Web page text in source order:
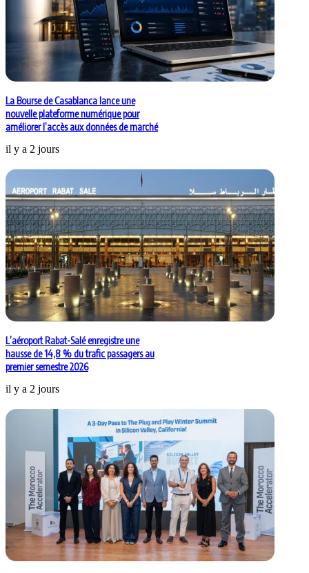
La Bourse de Casablanca lance une
nouvelle plateforme numérique pour
améliorer l’accès aux données de marché
il y a 2 jours
L’aéroport Rabat-Salé enregistre une
hausse de 14,8 % du trafic passagers au
premier semestre 2026
il y a 2 jours